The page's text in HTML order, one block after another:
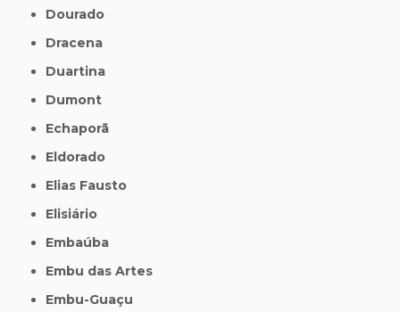
Dourado
Dracena
Duartina
Dumont
Echaporã
Eldorado
Elias Fausto
Elisiário
Embaúba
Embu das Artes
Embu-Guaçu